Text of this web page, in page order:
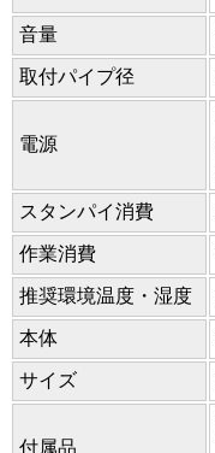
音量
取付パイプ径
電源
スタンパイ消費
作業消費
推奨環境温度・湿度
本体
サイズ
付属品